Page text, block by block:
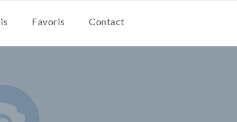
Favoris Contact